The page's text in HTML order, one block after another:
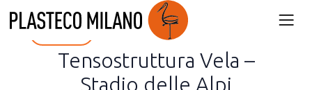
back
Tensostruttura Vela –
Stadio delle Alpi